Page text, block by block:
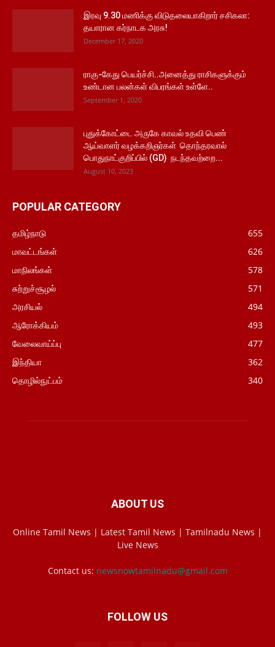
இரவு 9.30 மணிக்கு விடுதலையாகிறார் சசிகலா:
தயாரான கர்நாடக அரசு!
December 17, 2020
ராகு-கேது பெயர்ச்சி..அனைத்து ராசிகளுக்கும்
உண்டான பலன்கள் விபரங்கள் உள்ளே..
September 1, 2020
புதுக்கோட்டை அருகே காவல் உதவி பெண்
ஆய்வாளர் வழக்கறிஞர்கள் தொந்தரவால்
பொதுநாட்குறிப்பில் (GD) நடந்தவற்றை...
August 10, 2023
POPULAR CATEGORY
தமிழ்நாடு
655
மாவட்டங்கள்
626
மாநிலங்கள்
578
சுற்றுச்சூழல்
571
அரசியல்
494
ஆரோக்கியம்
493
வேலைவாய்ப்பு
477
இந்தியா
362
தொழில்நுட்பம்
340
ABOUT US
Online Tamil News | Latest Tamil News | Tamilnadu News |
Live News
Contact us: newsnowtamilnadu@gmail.com
FOLLOW US